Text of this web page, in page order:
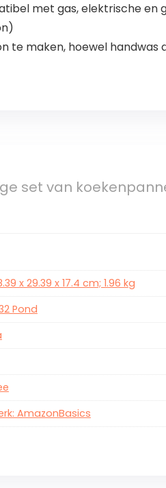
met gas, elektrische en
te maken, hoewel handwas
set van
x 29.39 x 17.4 cm; 1.96 kg
Pond
AmazonBasics